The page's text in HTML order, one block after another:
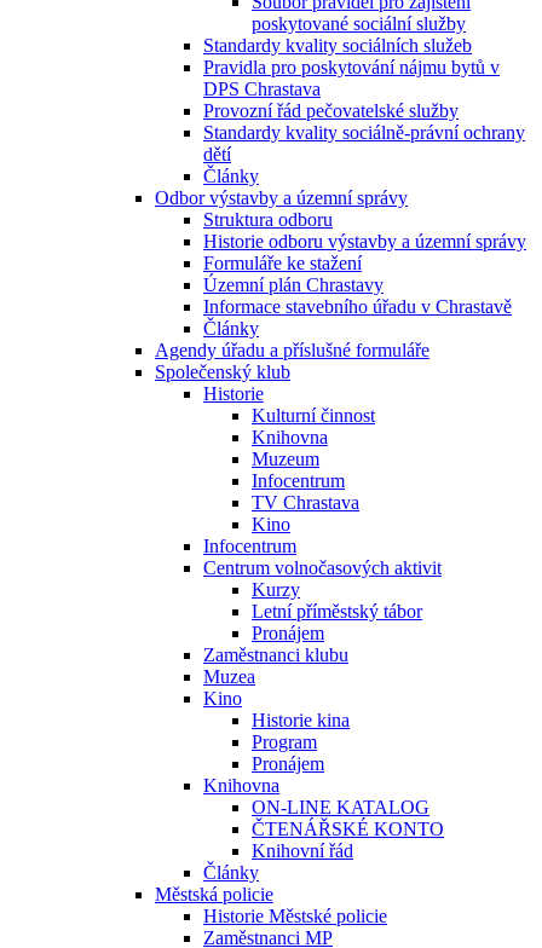
poskytované sociální služby
Standardy kvality sociálních služeb
Pravidla pro poskytování nájmu bytů v
DPS Chrastava
Provozní řád pečovatelské služby
Standardy kvality sociálně-právní ochrany
dětí
Články
Odbor výstavby a územní správy
Struktura odboru
Historie odboru výstavby a územní správy
Formuláře ke stažení
Územní plán Chrastavy
Informace stavebního úřadu v Chrastavě
Články
Agendy úřadu a příslušné formuláře
Společenský klub
Historie
Kulturní činnost
Knihovna
Muzeum
Infocentrum
TV Chrastava
Kino
Infocentrum
Centrum volnočasových aktivit
Kurzy
Letní příměstský tábor
Pronájem
Zaměstnanci klubu
Muzea
Kino
Historie kina
Program
Pronájem
Knihovna
ON-LINE KATALOG
ČTENÁŘSKÉ KONTO
Knihovní řád
Články
Městská policie
Historie Městské policie
Zaměstnanci MP